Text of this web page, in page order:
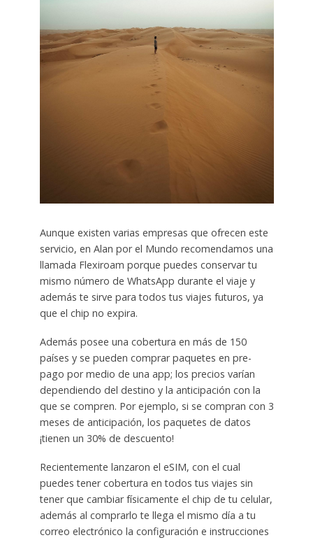
Aunque existen varias empresas que ofrecen este
servicio, en Alan por el Mundo recomendamos una
llamada Flexiroam porque puedes conservar tu
mismo número de WhatsApp durante el viaje y
además te sirve para todos tus viajes futuros, ya
que el chip no expira.
Además posee una cobertura en más de 150
países y se pueden comprar paquetes en pre-
pago por medio de una app; los precios varían
dependiendo del destino y la anticipación con la
que se compren. Por ejemplo, si se compran con 3
meses de anticipación, los paquetes de datos
¡tienen un 30% de descuento!
Recientemente lanzaron el eSIM, con el cual
puedes tener cobertura en todos tus viajes sin
tener que cambiar físicamente el chip de tu celular,
además al comprarlo te llega el mismo día a tu
correo electrónico la configuración e instrucciones